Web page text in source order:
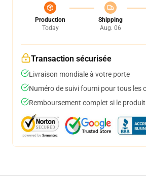
Production
Today
Shipping
Aug. 06
Transaction sécurisée
Livraison mondiale à votre porte
Numéro de suivi fourni pour tous les
Remboursement complet si le